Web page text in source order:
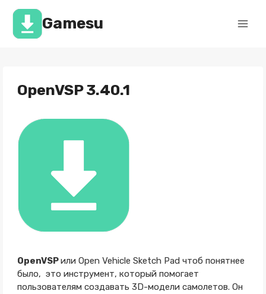
Перейти
содержимомуGamesu
OpenVSP 3.40.1
OpenVSPили Open Vehicle Sketch Pad чтоб понятнее
было, это инструмент, который помогает
пользователям создавать 3D-модели самолетов. Он